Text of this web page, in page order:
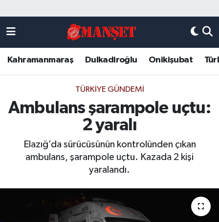
Kahramanmaraş Dulkadiroğlu Onikişubat
TÜRKIYE GÜNDEMI
Ambulans şarampole uçtu:
2 yaralı
Elazığ’da sürücüsünün kontrolünden çıkan
ambulans, şarampole uçtu. Kazada 2 kişi
yaralandı.
DULKADİROĞLU
KAHRAMANMARAŞ
ONİKİŞUBAT
Künye
Kahramanmaraş Nöbetçi Eczaneler
Kahramanmaraş Hava Durumu
Kahramanmaraş Trafik Yoğunluk Haritası
Süper Lig Puan Durumu ve Fikstür
Son Dakika Haberleri